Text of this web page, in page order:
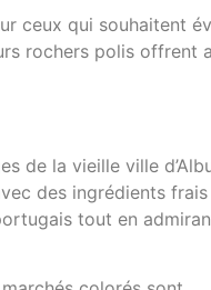
ceux qui souhaitent
rochers polis offrent
de la vieille ville
des ingrédients
tout en